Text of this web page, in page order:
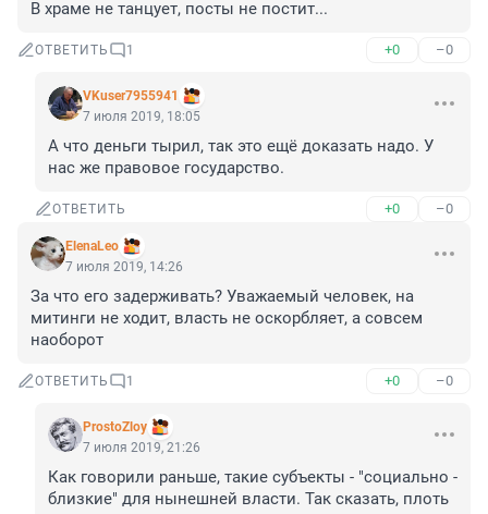
В храме не танцует, посты не постит...
ОТВЕТИТЬ 1 +0 –0
VKuser7955941
7 июля 2019, 18:05
А что деньги тырил, так это ещё доказать надо. У
нас же правовое государство.
ОТВЕТИТЬ +0 –0
ElenaLeo
7 июля 2019, 14:26
За что его задерживать? Уважаемый человек, на
митинги не ходит, власть не оскорбляет, а совсем
наоборот
ОТВЕТИТЬ 1 +0 –0
ProstoZloy
7 июля 2019, 21:26
Как говорили раньше, такие субъекты - "социально -
близкие" для нынешней власти. Так сказать, плоть